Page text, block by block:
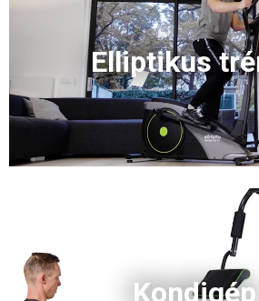
Elliptikus
Kondigép